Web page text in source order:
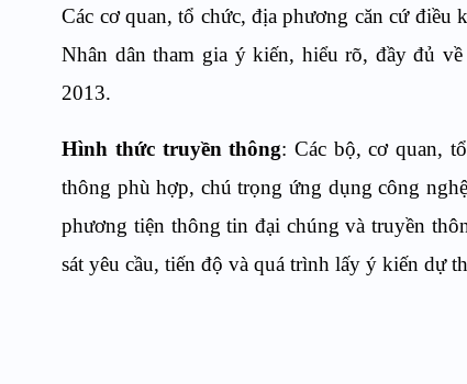
Các cơ quan, tổ chức, địa phương căn cứ điều
Nhân dân tham gia ý kiến, hiểu rõ, đầy đủ
2013.
Hình thức truyền thông: Các bộ, cơ quan,
thông phù hợp, chú trọng ứng dụng công
phương tiện thông tin đại chúng và truyền
sát yêu cầu, tiến độ và quá trình lấy ý kiến dự